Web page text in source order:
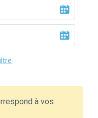
à vos